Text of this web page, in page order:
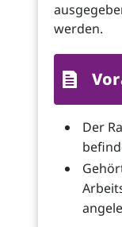
werden.
Der